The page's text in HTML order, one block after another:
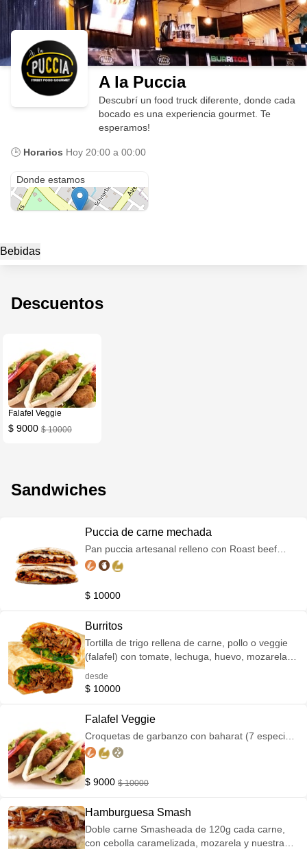
A la Puccia
Descubrí un food truck diferente, donde cada
bocado es una experiencia gourmet. Te
esperamos!
🕒 Horarios Hoy 20:00 a 00:00
Donde estamos
Bebidas
Descuentos
Falafel Veggie
$ 9000 $ 10000
Sandwiches
Puccia de carne mechada
Pan puccia artesanal relleno con Roast beef
braseado y mechado con ensalada coleslaw y
babaganush ahumada.
$ 10000
Burritos
Tortilla de trigo rellena de carne, pollo o veggie
(falafel) con tomate, lechuga, huevo, mozarela y
desde
$ 10000
Falafel Veggie
Croquetas de garbanzo con baharat (7 especias)
en pan puccia, acompañados con vegetales
$ 9000 $ 10000
Hamburguesa Smash
Doble carne Smasheada de 120g cada carne,
con cebolla caramelizada, mozarela y nuestra